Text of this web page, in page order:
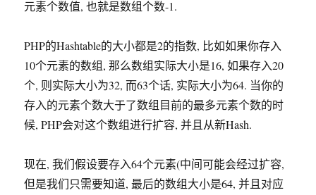
元素个数值, 也就是数组个数-1.
PHP的Hashtable的大小都是2的指数, 比如如果你存入
10个元素的数组, 那么数组实际大小是16, 如果存入20
个, 则实际大小为32, 而63个话, 实际大小为64. 当你的
存入的元素个数大于了数组目前的最多元素个数的时
候, PHP会对这个数组进行扩容, 并且从新Hash.
现在, 我们假设要存入64个元素(中间可能会经过扩容,
但是我们只需要知道, 最后的数组大小是64, 并且对应